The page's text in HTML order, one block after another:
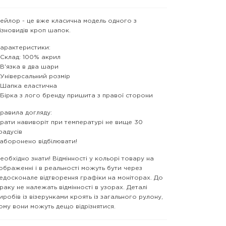
- це вже класична модель одного з
кроп шапок.
100% акрил
в два шари
розмір
еластична
з лого бренду пришита з правої сторони
догляду:
навиворіт при температурі не вище 30
відбілювати!
знати! Відмінності у кольорі товару на
і в реальності можуть бути через
відтворення графіки на моніторах. До
не належать відмінності в узорах. Деталі
із візерунками кроять із загального рулону,
вони можуть дещо відрізнятися.